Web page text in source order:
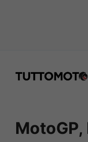
MotoGP,